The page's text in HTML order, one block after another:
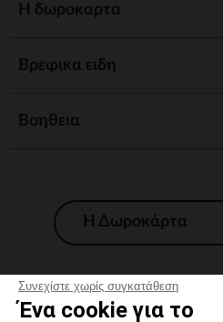
Συνεχίστε χωρίς συγκατάθεση
Ένα cookie για το
Η δωροκαρτα
Βρεφικα ειδη
Βοηθεια
Η Δωροκάρτα
Γενικοί 'Οροι